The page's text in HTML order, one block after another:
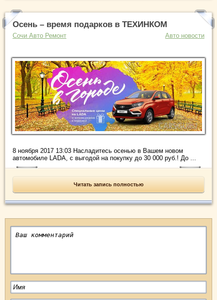
Осень – время подарков в ТЕХИНКОМ
Сочи Авто Ремонт Авто новости
8 ноября 2017 13:03 Насладитесь осенью в Вашем новом
автомобиле LADA, с выгодой на покупку до 30 000 руб.! До ...
Читать запись полностью